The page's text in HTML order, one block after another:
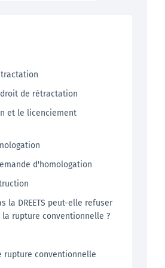
de rétractation
et le licenciement
d'homologation
la DREETS peut-elle refuser
la rupture conventionnelle ?
rupture conventionnelle